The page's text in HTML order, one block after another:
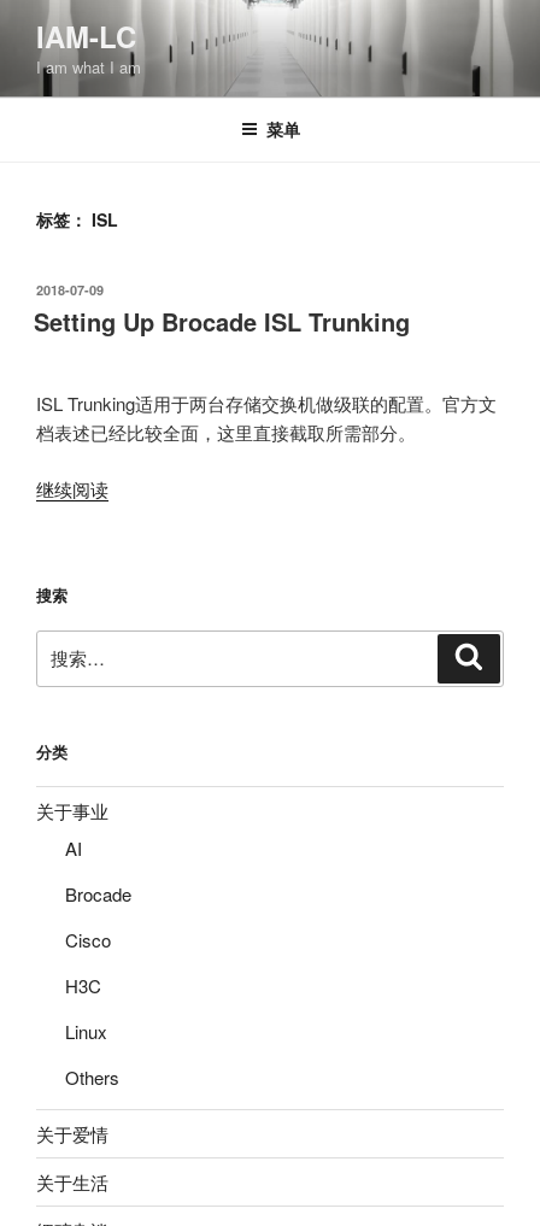
容
IAM-LC
I am what I am
菜单
标签： ISL
发
布
于
2018-07-09
Setting Up Brocade ISL Trunking
ISL Trunking适用于两台存储交换机做级联的配置。官方文
档表述已经比较全面，这里直接截取所需部分。
继续阅读“Setting
搜索
索：
分类
关于事业
AI
Brocade
Cisco
H3C
Linux
Others
关于爱情
关于生活